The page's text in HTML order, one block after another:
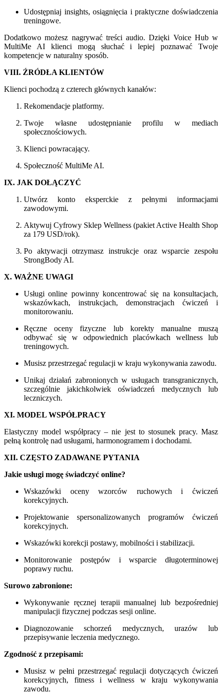
Udostępniaj insights, osiągnięcia i praktyczne doświadczenia
treningowe.
Dodatkowo możesz nagrywać treści audio. Dzięki Voice Hub w
MultiMe AI klienci mogą słuchać i lepiej poznawać Twoje
kompetencje w naturalny sposób.
VIII. ŹRÓDŁA KLIENTÓW
Klienci pochodzą z czterech głównych kanałów:
Rekomendacje platformy.
Twoje własne udostępnianie profilu w mediach
społecznościowych.
Klienci powracający.
Społeczność MultiMe AI.
IX. JAK DOŁĄCZYĆ
Utwórz konto eksperckie z pełnymi informacjami
zawodowymi.
Aktywuj Cyfrowy Sklep Wellness (pakiet Active Health Shop
za 179 USD/rok).
Po aktywacji otrzymasz instrukcje oraz wsparcie zespołu
StrongBody AI.
X. WAŻNE UWAGI
Usługi online powinny koncentrować się na konsultacjach,
wskazówkach, instrukcjach, demonstracjach ćwiczeń i
monitorowaniu.
Ręczne oceny fizyczne lub korekty manualne muszą
odbywać się w odpowiednich placówkach wellness lub
treningowych.
Musisz przestrzegać regulacji w kraju wykonywania zawodu.
Unikaj działań zabronionych w usługach transgranicznych,
szczególnie jakichkolwiek oświadczeń medycznych lub
leczniczych.
XI. MODEL WSPÓŁPRACY
Elastyczny model współpracy – nie jest to stosunek pracy. Masz
pełną kontrolę nad usługami, harmonogramem i dochodami.
XII. CZĘSTO ZADAWANE PYTANIA
Jakie usługi mogę świadczyć online?
Wskazówki oceny wzorców ruchowych i ćwiczeń
korekcyjnych.
Projektowanie spersonalizowanych programów ćwiczeń
korekcyjnych.
Wskazówki korekcji postawy, mobilności i stabilizacji.
Monitorowanie postępów i wsparcie długoterminowej
poprawy ruchu.
Surowo zabronione:
Wykonywanie ręcznej terapii manualnej lub bezpośredniej
manipulacji fizycznej podczas sesji online.
Diagnozowanie schorzeń medycznych, urazów lub
przepisywanie leczenia medycznego.
Zgodność z przepisami:
Musisz w pełni przestrzegać regulacji dotyczących ćwiczeń
korekcyjnych, fitness i wellness w kraju wykonywania
zawodu.